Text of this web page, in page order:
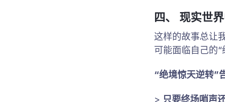
四、 现实世
这样的故事总让
可能面临自己的
“绝境惊天逆转”
> 只要终场哨声